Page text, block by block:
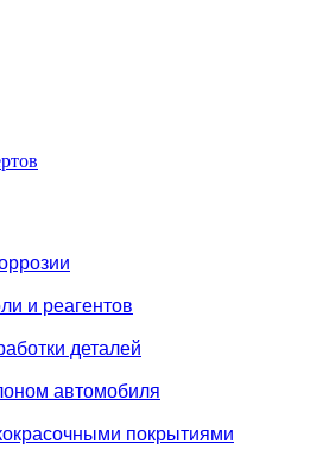
и реагентов
деталей
автомобиля
покрытиями